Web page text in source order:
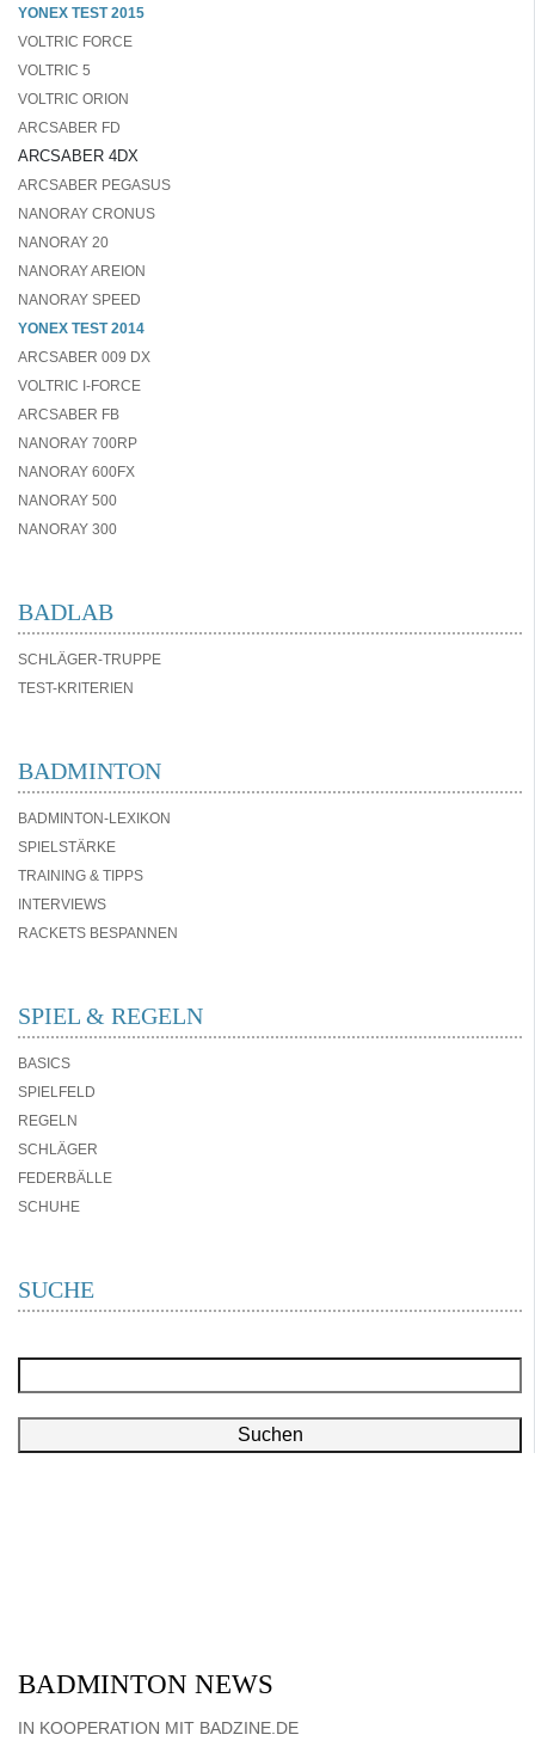
YONEX TEST 2015
VOLTRIC FORCE
VOLTRIC 5
VOLTRIC ORION
ARCSABER FD
ARCSABER 4DX
ARCSABER PEGASUS
NANORAY CRONUS
NANORAY 20
NANORAY AREION
NANORAY SPEED
YONEX TEST 2014
ARCSABER 009 DX
VOLTRIC I-FORCE
ARCSABER FB
NANORAY 700RP
NANORAY 600FX
NANORAY 500
NANORAY 300
BADLAB
SCHLÄGER-TRUPPE
TEST-KRITERIEN
BADMINTON
BADMINTON-LEXIKON
SPIELSTÄRKE
TRAINING & TIPPS
INTERVIEWS
RACKETS BESPANNEN
SPIEL & REGELN
BASICS
SPIELFELD
REGELN
SCHLÄGER
FEDERBÄLLE
SCHUHE
SUCHE
Suchen
BADMINTON NEWS
IN KOOPERATION MIT BADZINE.DE